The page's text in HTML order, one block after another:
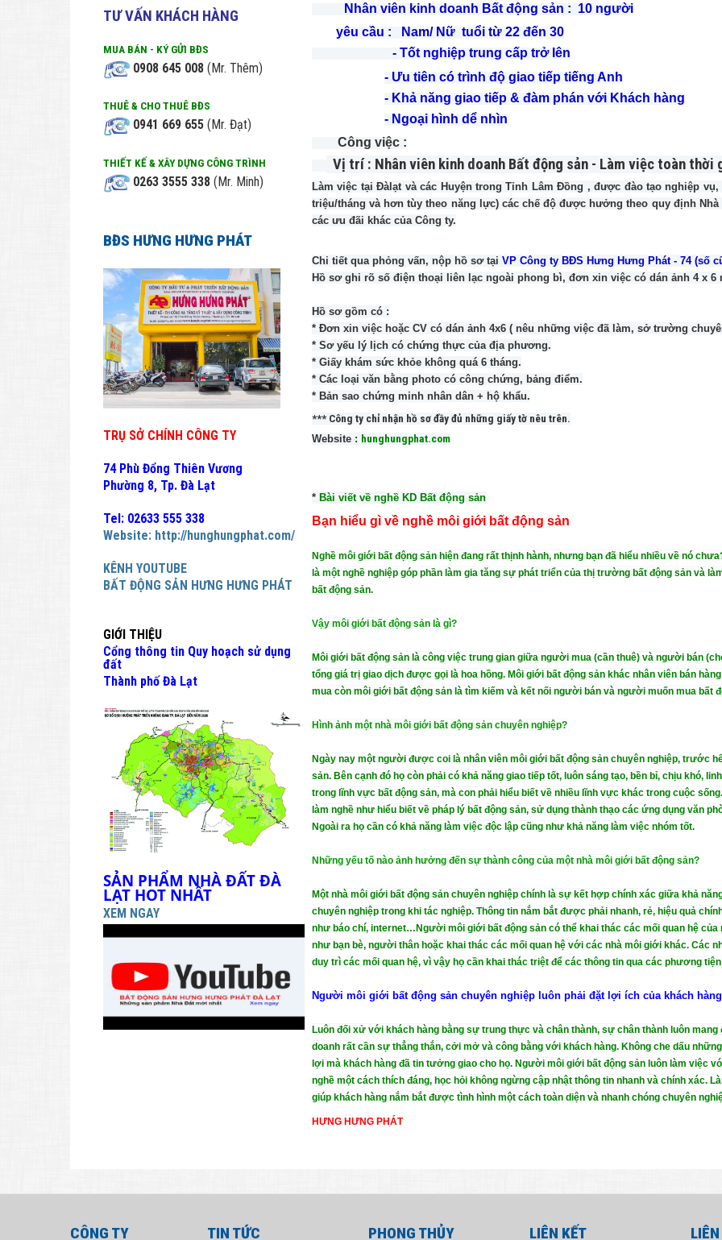
TƯ VẤN KHÁCH HÀNG
MUA BÁN - KÝ GỬI BĐS
0908 645 008 (Mr. Thêm)
THUÊ & CHO THUÊ BĐS
0941 669 655 (Mr. Đạt)
THIẾT KẾ & XÂY DỰNG CÔNG TRÌNH
0263 3555 338 (Mr. Minh)
BĐS HƯNG HƯNG PHÁT
TRỤ SỞ CHÍNH CÔNG TY
74 Phù Đổng Thiên Vương
Phường 8, Tp. Đà Lạt
Tel: 02633 555 338
Website: http://hunghungphat.com/
KÊNH YOUTUBE
BẤT ĐỘNG SẢN HƯNG HƯNG PHÁT
GIỚI THIỆU
Cổng thông tin Quy hoạch sử dụng
đất
Thành phố Đà Lạt
SẢN PHẨM NHÀ ĐẤT ĐÀ
LẠT HOT NHẤT
XEM NGAY
Nhân viên kinh doanh Bất động sản : 10 người
yêu cầu : Nam/ Nữ tuổi từ 22 đến 30
- Tốt nghiệp trung cấp trở lên
- Ưu tiên có trình độ giao tiếp tiếng Anh
- Khả năng giao tiếp & đàm phán với Khách hàng
- Ngoại hình dể nhìn
Công việc :
Vị trí : Nhân viên kinh doanh Bất động sản - Làm việc toàn thời
Làm việc tại Đàlạt và các Huyện trong Tỉnh Lâm Đồng , được đào tạo nghiệp
triệu/tháng và hơn tùy theo năng lực) các chế độ được hưởng theo quy định
các ưu đãi khác của Công ty.
Chi tiết qua phỏng vấn, nộp hồ sơ tại VP Công ty BĐS Hưng Hưng Phát - 74 (số
Hồ sơ ghi rõ số điện thoại liên lạc ngoài phong bì, đơn xin việc có dán ảnh 4 x
Hồ sơ gồm có :
* Đơn xin việc hoặc CV có dán ảnh 4x6 ( nêu những việc đã làm, sở trường
* Sơ yếu lý lịch có chứng thực của địa phương.
* Giấy khám sức khỏe không quá 6 tháng.
* Các loại văn bằng photo có công chứng, bảng điểm.
* Bản sao chứng minh nhân dân + hộ khẩu.
*** Công ty chỉ nhận hồ sơ đầy đủ những giấy tờ nêu trên.
Website : hunghungphat.com
* Bài viết về nghề KD Bất động sản
Bạn hiểu gì về nghề môi giới bất động sản
Nghề môi giới bất động sản hiện đang rất thịnh hành, nhưng bạn đã hiểu nhiều về nó
là một nghề nghiệp góp phần làm gia tăng sự phát triển của thị trường bất động sản và
bất động sản.
Vậy môi giới bất động sản là gì?
Môi giới bất động sản là công việc trung gian giữa người mua (cần thuê) và người bán
tổng giá trị giao dịch được gọi là hoa hồng. Môi giới bất động sản khác nhân viên bán
mua còn môi giới bất động sản là tìm kiếm và kết nối người bán và người muốn mua bất
Hình ảnh một nhà môi giới bất động sản chuyên nghiệp?
Ngày nay một người được coi là nhân viên môi giới bất động sản chuyên nghiệp, trước
sản. Bên cạnh đó họ còn phải có khả năng giao tiếp tốt, luôn sáng tạo, bền bỉ, chịu khó,
trong lĩnh vực bất động sản, mà con phải hiểu biết về nhiều lĩnh vực khác trong cuộc
làm nghề như hiểu biết về pháp lý bất động sản, sử dụng thành thạo các ứng dụng văn
Ngoài ra họ cần có khả năng làm việc độc lập cũng như khả năng làm việc nhóm tốt.
Những yếu tố nào ảnh hưởng đến sự thành công của một nhà môi giới bất động sản?
Một nhà môi giới bất động sản chuyên nghiệp chính là sự kết hợp chính xác giữa khả
chuyên nghiệp trong khi tác nghiệp. Thông tin nắm bắt được phải nhanh, rẻ, hiệu quả
như báo chí, internet…Người môi giới bất động sản có thể khai thác các mối quan hệ
như bạn bè, người thân hoặc khai thác các mối quan hệ với các nhà môi giới khác. Các
duy trì các mối quan hệ, vì vậy họ cần khai thác triệt để các thông tin qua các phương
Người môi giới bất động sản chuyên nghiệp luôn phải đặt lợi ích của khách
Luôn đối xử với khách hàng bằng sự trung thực và chân thành, sự chân thành luôn
doanh rất cần sự thẳng thắn, cởi mở và công bằng với khách hàng. Không che dấu
lợi mà khách hàng đã tin tưởng giao cho họ. Người môi giới bất động sản luôn làm việc
nghề một cách thích đáng, học hỏi không ngừng cập nhật thông tin nhanh và chính xác.
giúp khách hàng nắm bắt được tình hình một cách toàn diện và nhanh chóng chuyên
HƯNG HƯNG PHÁT
CÔNG TY TIN TỨC PHONG THỦY LIÊN KẾT